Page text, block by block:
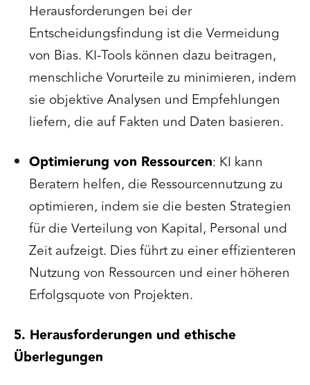
Herausforderungen bei der
Entscheidungsfindung ist die Vermeidung
von Bias. KI-Tools können dazu beitragen,
menschliche Vorurteile zu minimieren, indem
sie objektive Analysen und Empfehlungen
liefern, die auf Fakten und Daten basieren.
Optimierung von Ressourcen: KI kann
Beratern helfen, die Ressourcennutzung zu
optimieren, indem sie die besten Strategien
für die Verteilung von Kapital, Personal und
Zeit aufzeigt. Dies führt zu einer effizienteren
Nutzung von Ressourcen und einer höheren
Erfolgsquote von Projekten.
5. Herausforderungen und ethische
Überlegungen